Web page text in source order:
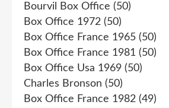
Bourvil Box Office (50)
Box Office 1972 (50)
Box Office France 1965 (50)
Box Office France 1981 (50)
Box Office Usa 1969 (50)
Charles Bronson (50)
Box Office France 1982 (49)